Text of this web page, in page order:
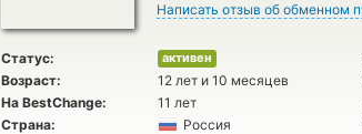
Написать отзыв об обменном
Статус: активен
Возраст: 12 лет и 10 месяцев
На BestChange: 11 лет
Страна:
Россия